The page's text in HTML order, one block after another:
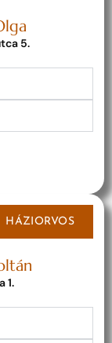
5.
HÁZIORVOS
1.